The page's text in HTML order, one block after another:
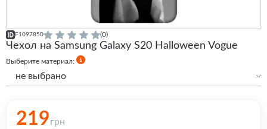
F1097850 (0)
Чехол на Samsung Galaxy S20 Halloween Vogue
Выберите материал:
не выбрано
Силиконовый с бортами
219грн